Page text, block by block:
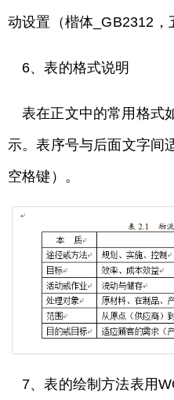
动设置（楷体_GB2312，
6、表的格式说明
表在正文中的常用格式
示。表序号与后面文字间
空格键）。
7、表的绘制方法表用